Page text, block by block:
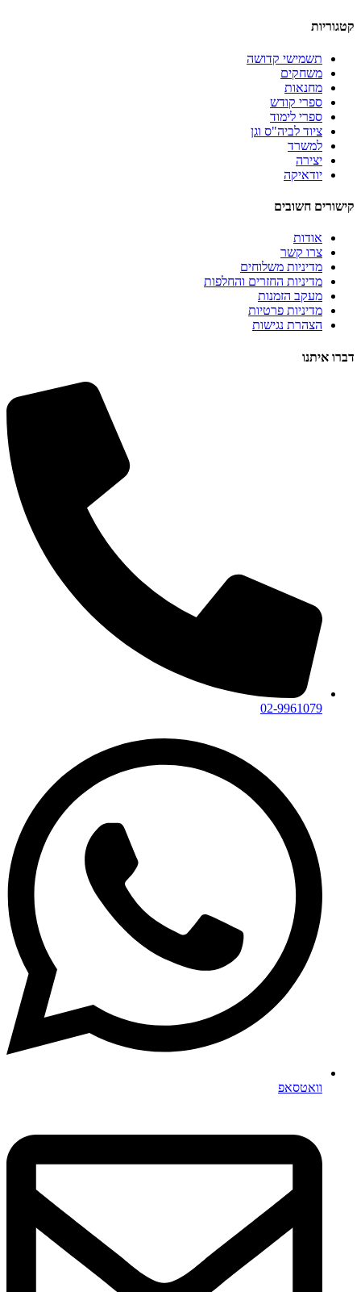
קטגוריות
תשמישי קדושה
משחקים
מחנאות
ספרי קודש
ספרי לימוד
ציוד לביה"ס וגן
למשרד
יצירה
יודאיקה
קישורים חשובים
אודות
צרו קשר
מדיניות משלוחים
מדיניות החזרים והחלפות
מעקב הזמנות
מדיניות פרטיות
הצהרת נגישות
דברו איתנו
02-9961079
וואטסאפ